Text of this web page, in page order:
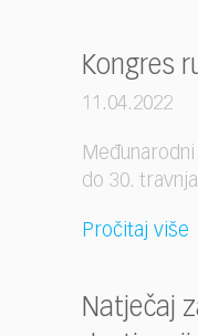
Kongres
11.04.2022
do 30.
Pročitaj više
Natječaj